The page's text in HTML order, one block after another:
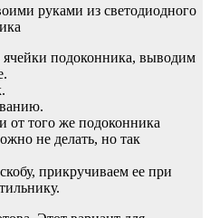
руками из светодиодного
ячейки подоконника, выводим
от того же подоконника
не делать, но так
прикручиваем ее при